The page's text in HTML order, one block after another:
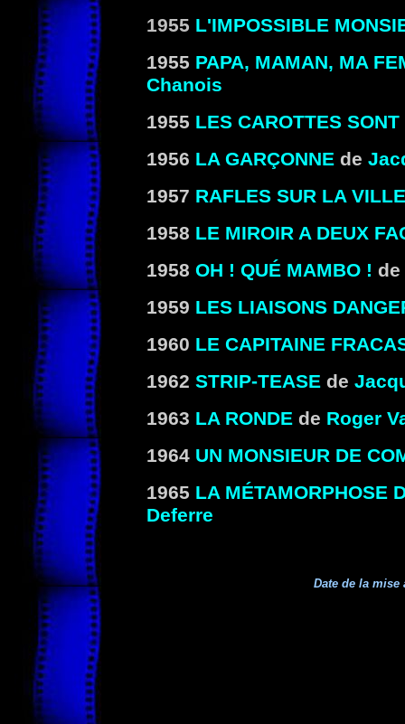
1955 L'IMPOSSIBLE
1955 PAPA, MAMAN, MA
Chanois
1955 LES CAROTTES SONT
1956 LA GARÇONNE de
1957 RAFLES SUR LA VILLE
1958 LE MIROIR A DEUX
1958 OH ! QUÉ MAMBO ! de
1959 LES LIAISONS
1960 LE CAPITAINE
1962 STRIP-TEASE de
1963 LA RONDE de Roger
1964 UN MONSIEUR DE
1965 LA MÉTAMORPHOSE
Deferre
Date de la